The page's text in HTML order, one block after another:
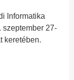
Informatika
27-
keretében.